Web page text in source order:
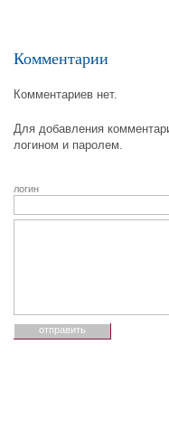
Комментарии
Комментариев нет.
Для добавления
логином и паролем.
логин